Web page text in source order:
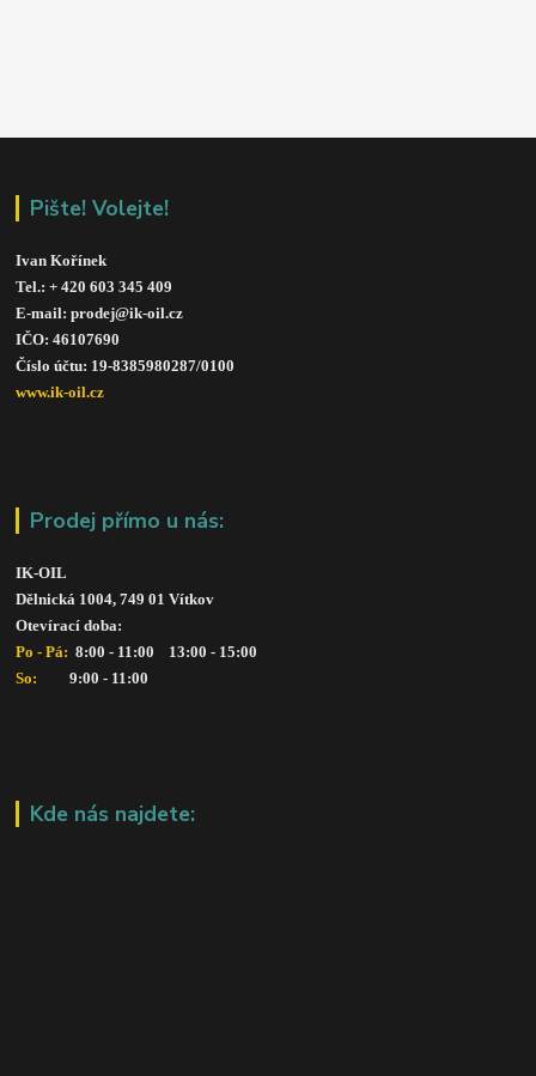
Pište! Volejte!
Ivan Kořínek
Tel.: + 420 603 345 409
E-mail: prodej@ik-oil.cz
IČO: 46107690
Číslo účtu: 19-8385980287/0100
www.ik-oil.cz
Prodej přímo u nás:
IK-OIL
Dělnická 1004, 749 01 Vítkov
Otevírací doba:
Po - Pá: 8:00 - 11:00    13:00 - 15:00
So:
      9:00 - 11:00
Kde nás najdete: